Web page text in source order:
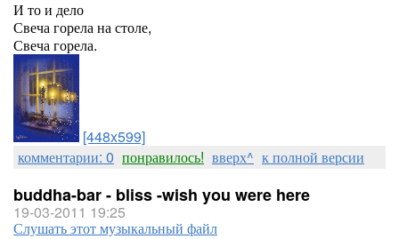
И то и дело
Свеча горела на столе,
Свеча горела.
[448x599]
комментарии: 0 понравилось! вверх^ к полной версии
buddha-bar - bliss -wish you were here
19-03-2011 19:25
Слушать этот музыкальный файл